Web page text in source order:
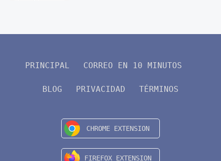
PRINCIPAL CORREO EN 10 MINUTOS
BLOG PRIVACIDAD TÉRMINOS